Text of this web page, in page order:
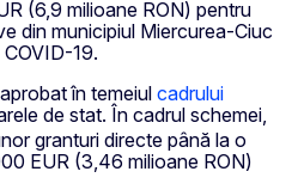
(6,9 milioane RON) pentru
din municipiul Miercurea-Ciuc
19.
în temeiul cadrului
de stat. În cadrul schemei,
granturi directe până la o
EUR (3,46 milioane RON)